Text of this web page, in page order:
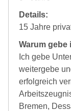
Details:
15 Jahre
Warum gebe
Ich gebe
weitergebe
erfolgreich
Bremen,